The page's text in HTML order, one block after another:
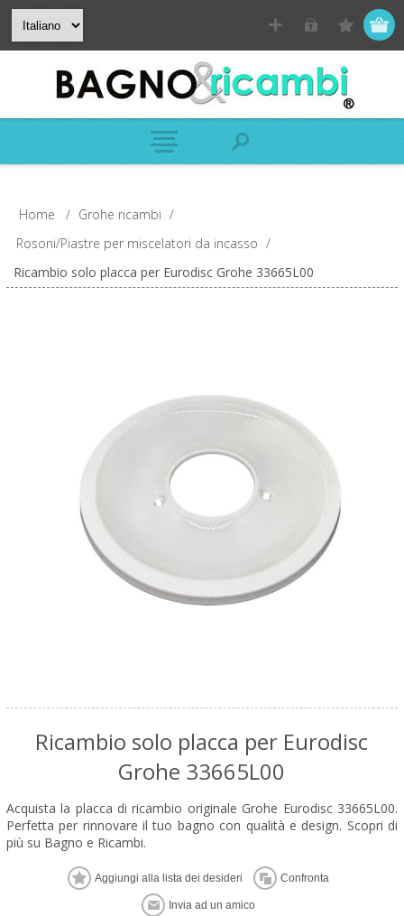
Home / Grohe ricambi /
Rosoni/Piastre per miscelatori da incasso /
Ricambio solo placca per Eurodisc Grohe 33665L00
Ricambio solo placca per Eurodisc
Grohe 33665L00
Acquista la placca di ricambio originale Grohe Eurodisc 33665L00.
Perfetta per rinnovare il tuo bagno con qualità e design. Scopri di
più su Bagno e Ricambi.